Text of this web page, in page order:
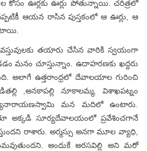
కోసం ఊర్లకు ఊర్లు పోతున్నాయి. చరిత్రలో
ఆయన రాసిన పుస్తకంలో ఆ ఊర్లు, ఆ
తయారు చేసిన వారికి స్వయంగా
మనం చూస్తున్నాం. ఉదాహరణకు ఖద్దరు
అలాగే ఉత్తరాంధ్రలో దేవాలయాల గురించి
,అనకాపల్లి నూకాలమ్మ, విశాఖపట్నం
మన మదిలో ఉంటారు.
అక్కడి సూర్యదేవాలయంలో ప్రవేశించగానే
రాశారు. అర్మస్సు అనగా మూల వ్యాధి,
అందుకే అరసవిల్లి అని మరో